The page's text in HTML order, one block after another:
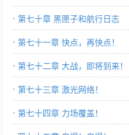
第七十章 黑匣子和航行日志
第七十一章 快点，再快点！
第七十二章 大战，即将到来！
第七十三章 激光网络！
第七十四章 力场覆盖！